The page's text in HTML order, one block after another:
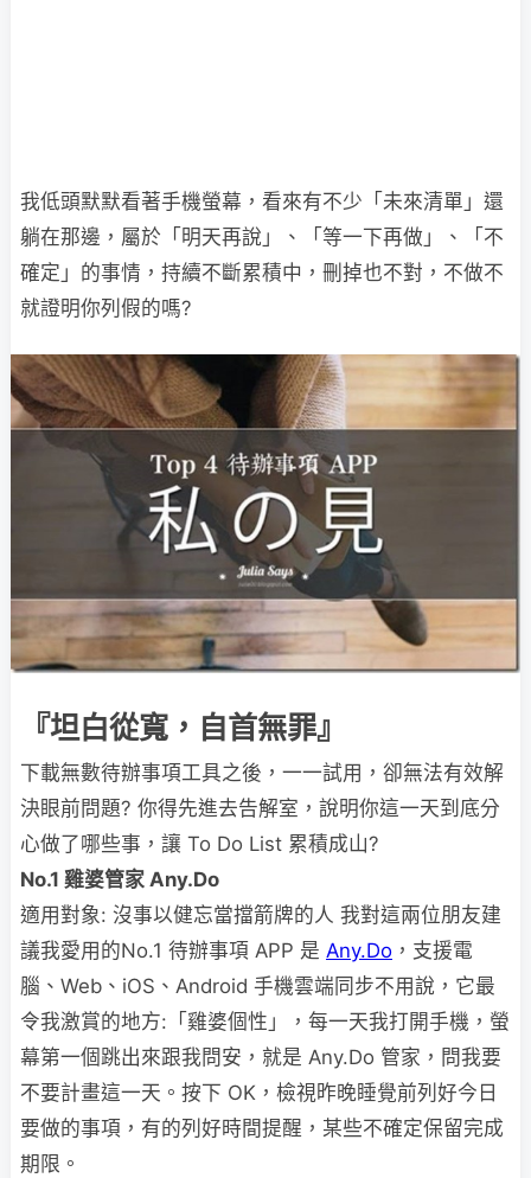
我低頭默默看著手機螢幕，看來有不少「未來清單」還
躺在那邊，屬於「明天再說」、「等一下再做」、「不
確定」的事情，持續不斷累積中，刪掉也不對，不做不
就證明你列假的嗎?
『坦白從寬，自首無罪』
下載無數待辦事項工具之後，一一試用，卻無法有效解
決眼前問題? 你得先進去告解室，說明你這一天到底分
心做了哪些事，讓 To Do List 累積成山?
No.1 雞婆管家 Any.Do
適用對象: 沒事以健忘當擋箭牌的人 我對這兩位朋友建
議我愛用的No.1 待辦事項 APP 是 Any.Do ，支援電
腦、Web、iOS、Android 手機雲端同步不用說，它最
令我激賞的地方:「雞婆個性」，每一天我打開手機，螢
幕第一個跳出來跟我問安，就是 Any.Do 管家，問我要
不要計畫這一天。按下 OK，檢視昨晚睡覺前列好今日
要做的事項，有的列好時間提醒，某些不確定保留完成
期限。